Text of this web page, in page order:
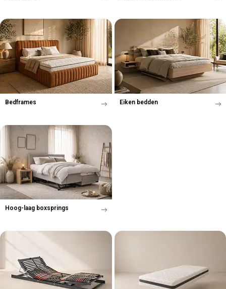
Bedframes Eiken bedden
Hoog-laag boxsprings